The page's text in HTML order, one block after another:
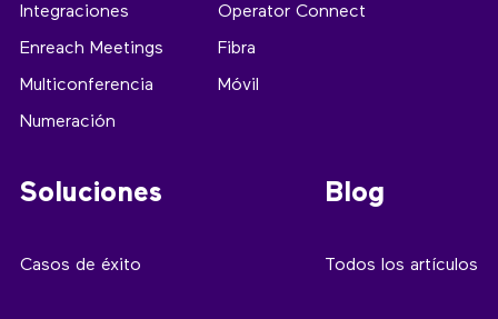
Integraciones
Enreach Meetings
Multiconferencia
Numeración
Operator Connect
Fibra
Móvil
Soluciones
Casos de éxito
Blog
Todos los artículos